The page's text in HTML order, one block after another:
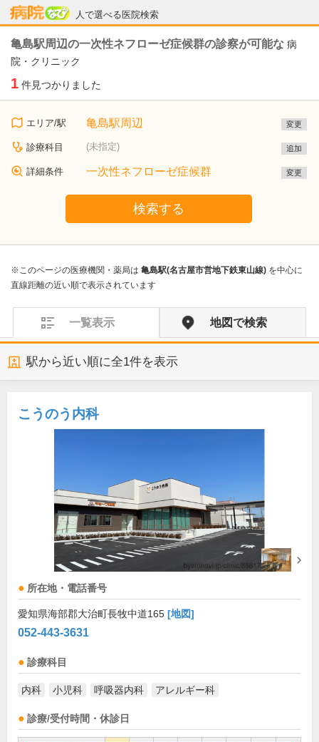
人で選べる医院検索
病院なび
亀島駅周辺の一次性ネフローゼ症候群の診察が可能な 病
院・クリニック
1 件見つかりました
エリア/駅 亀島駅周辺 変更
診療科目 (未指定) 追加
詳細条件 一次性ネフローゼ症候群 変更
検索する
※このページの医療機関・薬局は 亀島駅(名古屋市営地下鉄東山線) を中心に
直線距離の近い順で表示されています
一覧表示 地図で検索
駅から近い順に全1件を表示
こうのう内科
所在地・電話番号
愛知県海部郡大治町長牧中道165 [地図]
052-443-3631
診療科目
内科 小児科 呼吸器内科 アレルギー科
診療/受付時間・休診日